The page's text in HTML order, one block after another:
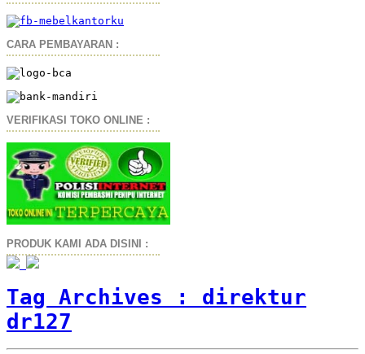
CARA PEMBAYARAN :
VERIFIKASI TOKO ONLINE :
PRODUK KAMI ADA DISINI :
Tag Archives : direktur
dr127